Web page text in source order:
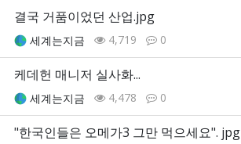
결국 거품이었던 산업.jpg
세계는지금 4,719 0
케데헌 매니저 실사화...
세계는지금 4,478 0
"한국인들은 오메가3 그만 먹으세요". jpg